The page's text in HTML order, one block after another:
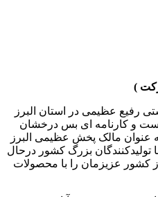
)
رفیع عظیمی در استان البرز
و کارنامه ای بس درخشان
عنوان مالک پخش عظیمی البرز
با تولیدکنندگان بزرگ کشور درحال
عزیزمان را با محصولات